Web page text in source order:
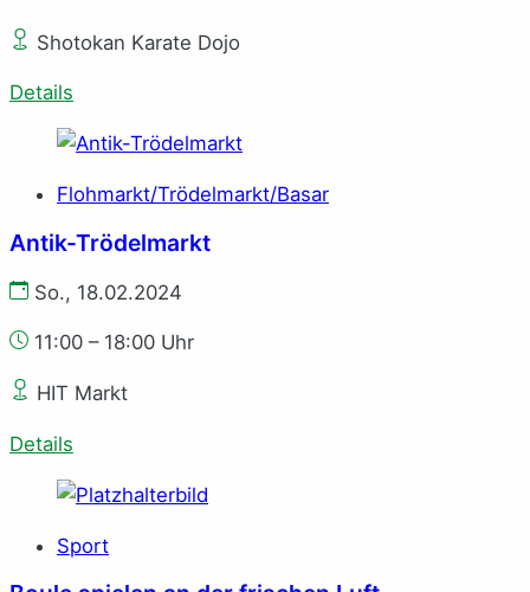
Shotokan Karate Dojo
Details
Flohmarkt/Trödelmarkt/Basar
Antik-Trödelmarkt
So., 18.02.2024
11:00 – 18:00 Uhr
HIT Markt
Details
Sport